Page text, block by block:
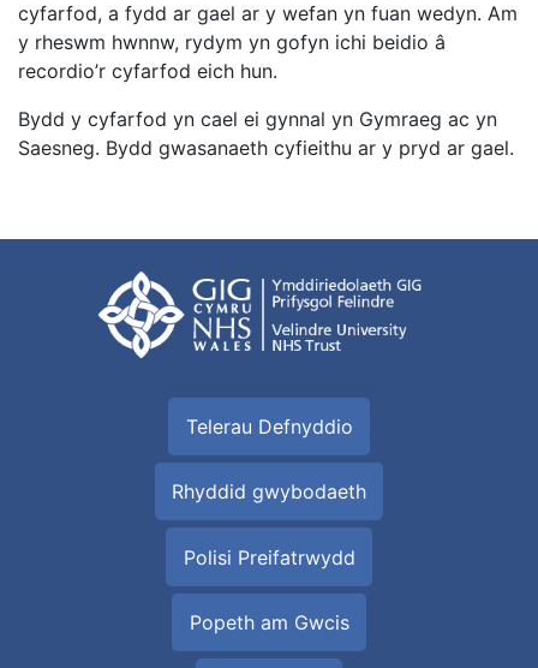
cyfarfod, a fydd ar gael ar y wefan yn fuan wedyn. Am
y rheswm hwnnw, rydym yn gofyn ichi beidio â
recordio’r cyfarfod eich hun.
Bydd y cyfarfod yn cael ei gynnal yn Gymraeg ac yn
Saesneg. Bydd gwasanaeth cyfieithu ar y pryd ar gael.
Telerau Defnyddio
Rhyddid gwybodaeth
Polisi Preifatrwydd
Popeth am Gwcis